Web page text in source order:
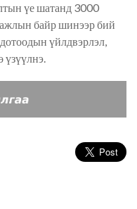
үе шатанд 3000
байр шинээр бий
үйлдвэрлэл,
үзүүлнэ.